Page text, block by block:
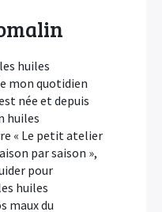
huiles
mon quotidien
née et depuis
huiles
« Le petit atelier
par saison »,
pour
huiles
maux du